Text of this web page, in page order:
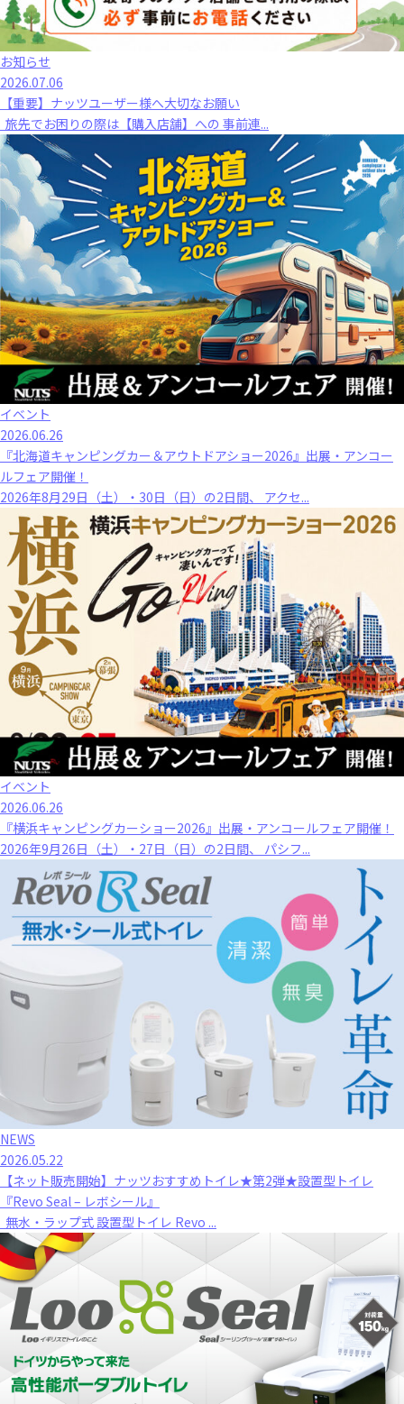
お知らせ
2026.07.06
【重要】ナッツユーザー様へ大切なお願い
旅先でお困りの際は【購入店舗】への 事前連...
イベント
2026.06.26
『北海道キャンピングカー＆アウトドアショー2026』出展・アンコー
ルフェア開催！
2026年8月29日（土）・30日（日）の2日間、 アクセ...
イベント
2026.06.26
『横浜キャンピングカーショー2026』出展・アンコールフェア開催！
2026年9月26日（土）・27日（日）の2日間、 パシフ...
NEWS
2026.05.22
【ネット販売開始】ナッツおすすめトイレ★第2弾★設置型トイレ
『Revo Seal – レボシール』
無水・ラップ式 設置型トイレ Revo ...